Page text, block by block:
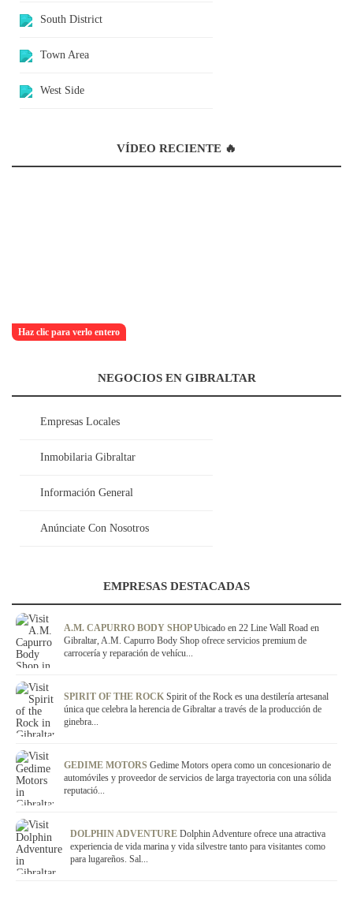
South District
Town Area
West Side
VÍDEO RECIENTE 🔥
Haz clic para verlo entero
NEGOCIOS EN GIBRALTAR
Empresas Locales
Inmobilaria Gibraltar
Información General
Anúnciate Con Nosotros
EMPRESAS DESTACADAS
A.M. CAPURRO BODY SHOPUbicado en 22 Line Wall Road en
Gibraltar, A.M. Capurro Body Shop ofrece servicios premium de
carrocería y reparación de vehícu...
SPIRIT OF THE ROCK Spirit of the Rock es una destilería artesanal
única que celebra la herencia de Gibraltar a través de la producción de
ginebra...
GEDIME MOTORS Gedime Motors opera como un concesionario de
automóviles y proveedor de servicios de larga trayectoria con una sólida
reputació...
DOLPHIN ADVENTURE Dolphin Adventure ofrece una atractiva
experiencia de vida marina y vida silvestre tanto para visitantes como
para lugareños. Sal...